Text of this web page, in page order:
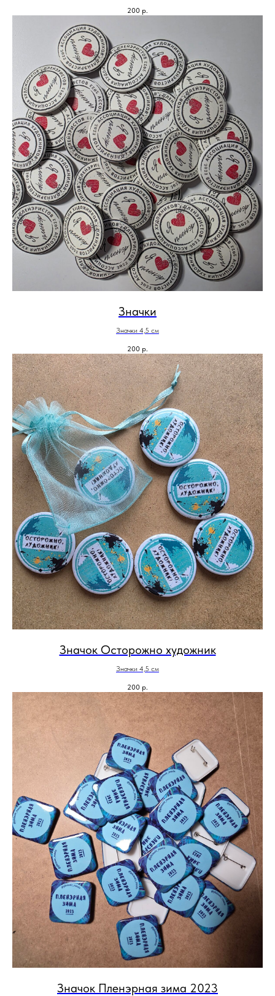
200 р.
Значки
Значки 4,5 см
200 р.
Значок Осторожно художник
Значки 4,5 см
200 р.
Значок Пленэрная зима 2023